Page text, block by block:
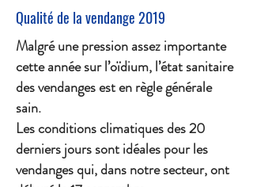
Qualité de la vendange 2019
Malgré une pression assez importante
cette année sur l’oïdium, l’état sanitaire
des vendanges est en règle générale
sain.
Les conditions climatiques des 20
derniers jours sont idéales pour les
vendanges qui, dans notre secteur, ont